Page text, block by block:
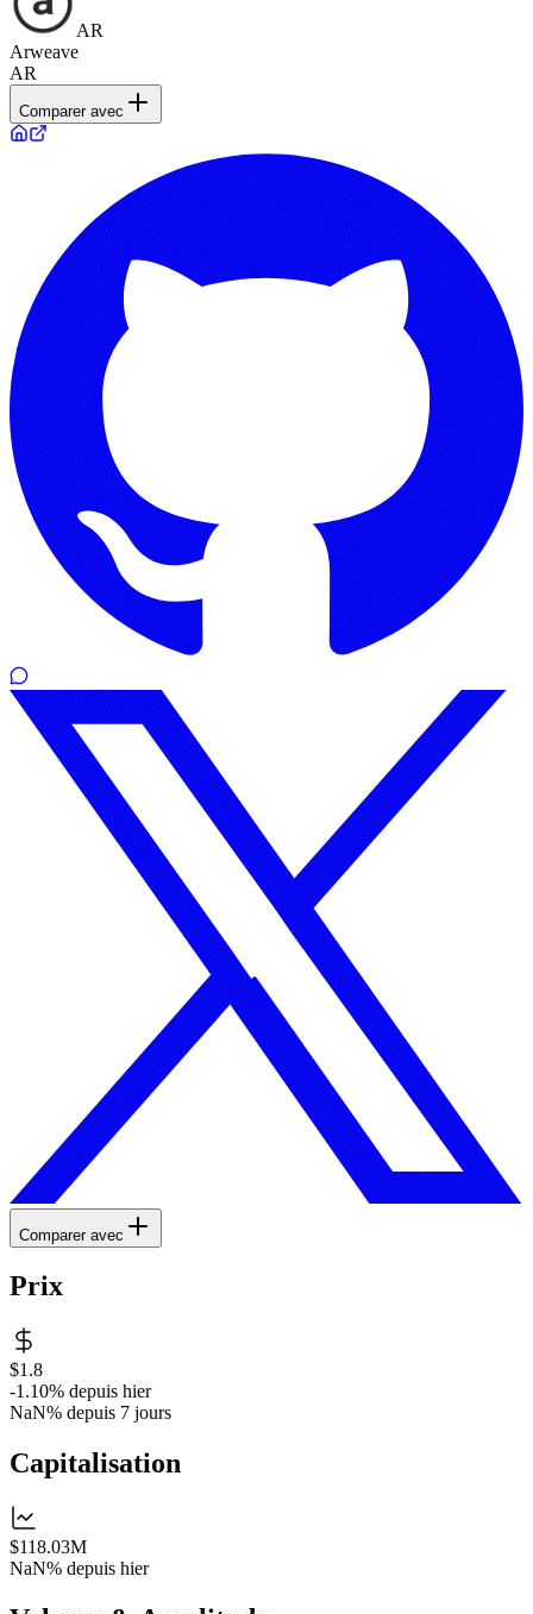
AR
Arweave
AR
Comparer avec
Comparer avec
Prix
$1.8
-1.10% depuis hier
NaN% depuis 7 jours
Capitalisation
$118.03M
NaN% depuis hier